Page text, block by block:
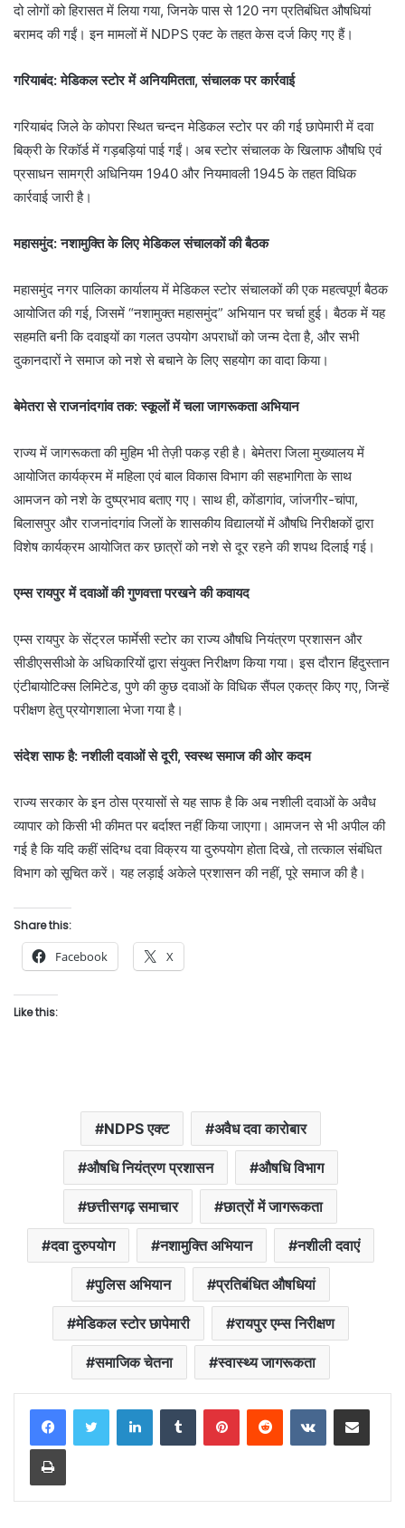
दो लोगों को हिरासत में लिया गया, जिनके पास से 120 नग प्रतिबंधित औषधियां
बरामद की गईं। इन मामलों में NDPS एक्ट के तहत केस दर्ज किए गए हैं।
गरियाबंद: मेडिकल स्टोर में अनियमितता, संचालक पर कार्रवाई
गरियाबंद जिले के कोपरा स्थित चन्दन मेडिकल स्टोर पर की गई छापेमारी में दवा
बिक्री के रिकॉर्ड में गड़बड़ियां पाई गईं। अब स्टोर संचालक के खिलाफ औषधि एवं
प्रसाधन सामग्री अधिनियम 1940 और नियमावली 1945 के तहत विधिक
कार्रवाई जारी है।
महासमुंद: नशामुक्ति के लिए मेडिकल संचालकों की बैठक
महासमुंद नगर पालिका कार्यालय में मेडिकल स्टोर संचालकों की एक महत्वपूर्ण बैठक
आयोजित की गई, जिसमें “नशामुक्त महासमुंद” अभियान पर चर्चा हुई। बैठक में यह
सहमति बनी कि दवाइयों का गलत उपयोग अपराधों को जन्म देता है, और सभी
दुकानदारों ने समाज को नशे से बचाने के लिए सहयोग का वादा किया।
बेमेतरा से राजनांदगांव तक: स्कूलों में चला जागरूकता अभियान
राज्य में जागरूकता की मुहिम भी तेज़ी पकड़ रही है। बेमेतरा जिला मुख्यालय में
आयोजित कार्यक्रम में महिला एवं बाल विकास विभाग की सहभागिता के साथ
आमजन को नशे के दुष्प्रभाव बताए गए। साथ ही, कोंडागांव, जांजगीर-चांपा,
बिलासपुर और राजनांदगांव जिलों के शासकीय विद्यालयों में औषधि निरीक्षकों द्वारा
विशेष कार्यक्रम आयोजित कर छात्रों को नशे से दूर रहने की शपथ दिलाई गई।
एम्स रायपुर में दवाओं की गुणवत्ता परखने की कवायद
एम्स रायपुर के सेंट्रल फार्मेसी स्टोर का राज्य औषधि नियंत्रण प्रशासन और
सीडीएससीओ के अधिकारियों द्वारा संयुक्त निरीक्षण किया गया। इस दौरान हिंदुस्तान
एंटीबायोटिक्स लिमिटेड, पुणे की कुछ दवाओं के विधिक सैंपल एकत्र किए गए, जिन्हें
परीक्षण हेतु प्रयोगशाला भेजा गया है।
संदेश साफ है: नशीली दवाओं से दूरी, स्वस्थ समाज की ओर कदम
राज्य सरकार के इन ठोस प्रयासों से यह साफ है कि अब नशीली दवाओं के अवैध
व्यापार को किसी भी कीमत पर बर्दाश्त नहीं किया जाएगा। आमजन से भी अपील की
गई है कि यदि कहीं संदिग्ध दवा विक्रय या दुरुपयोग होता दिखे, तो तत्काल संबंधित
विभाग को सूचित करें। यह लड़ाई अकेले प्रशासन की नहीं, पूरे समाज की है।
Share this:
Facebook X
Like this:
NDPS एक्ट अवैध दवा कारोबार
औषधि नियंत्रण प्रशासन औषधि विभाग
छत्तीसगढ़ समाचार छात्रों में जागरूकता
दवा दुरुपयोग नशामुक्ति अभियान नशीली दवाएं
पुलिस अभियान प्रतिबंधित औषधियां
मेडिकल स्टोर छापेमारी रायपुर एम्स निरीक्षण
समाजिक चेतना स्वास्थ्य जागरूकता
LinkedInTumblr PinterestReddit VKontakteShare via Email
Print